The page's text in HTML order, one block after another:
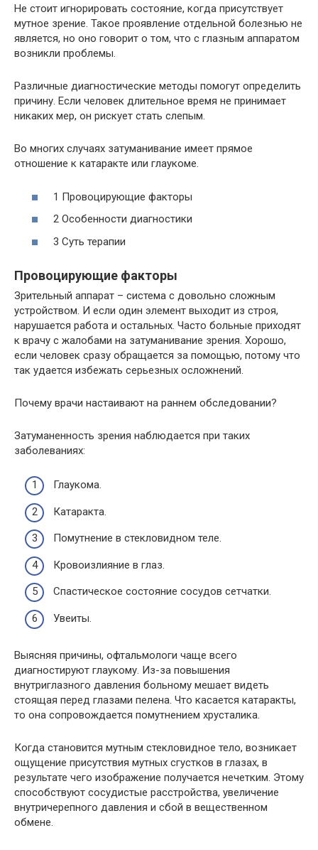
Не стоит игнорировать состояние, когда присутствует
мутное зрение. Такое проявление отдельной болезнью не
является, но оно говорит о том, что с глазным аппаратом
возникли проблемы.
Различные диагностические методы помогут определить
причину. Если человек длительное время не принимает
никаких мер, он рискует стать слепым.
Во многих случаях затуманивание имеет прямое
отношение к катаракте или глаукоме.
1 Провоцирующие факторы
2 Особенности диагностики
3 Суть терапии
Провоцирующие факторы
Зрительный аппарат – система с довольно сложным
устройством. И если один элемент выходит из строя,
нарушается работа и остальных. Часто больные приходят
к врачу с жалобами на затуманивание зрения. Хорошо,
если человек сразу обращается за помощью, потому что
так удается избежать серьезных осложнений.
Почему врачи настаивают на раннем обследовании?
Затуманенность зрения наблюдается при таких
заболеваниях:
Глаукома.
Катаракта.
Помутнение в стекловидном теле.
Кровоизлияние в глаз.
Спастическое состояние сосудов сетчатки.
Увеиты.
Выясняя причины, офтальмологи чаще всего
диагностируют глаукому. Из-за повышения
внутриглазного давления больному мешает видеть
стоящая перед глазами пелена. Что касается катаракты,
то она сопровождается помутнением хрусталика.
Когда становится мутным стекловидное тело, возникает
ощущение присутствия мутных сгустков в глазах, в
результате чего изображение получается нечетким. Этому
способствуют сосудистые расстройства, увеличение
внутричерепного давления и сбой в вещественном
обмене.